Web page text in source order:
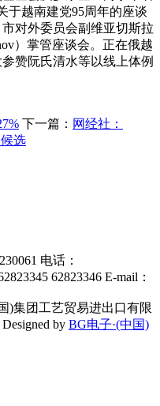
于越南建党95周年的座谈
对外委员会副维亚切斯拉
）掌管座谈会。正在俄越
赞阮氏清水等以线上体例
下一篇： 网经社：
选
电话：
62823346 E-mail：
)集团工艺贸易进出口有限
Designed by BG电子·(中国)